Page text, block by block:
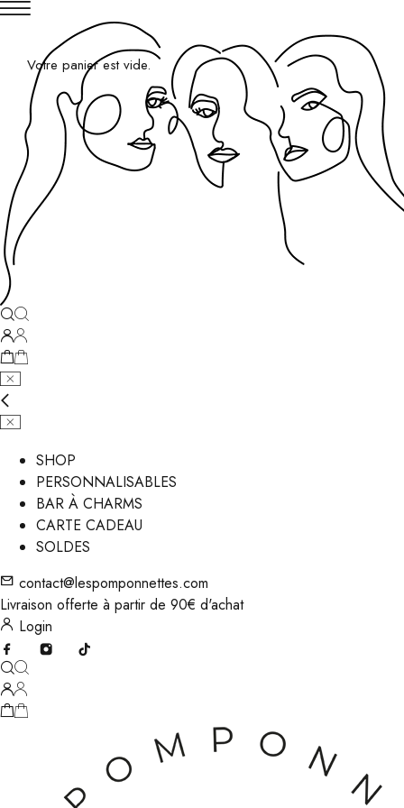
Votre panier est vide.
SHOP
PERSONNALISABLES
BAR À CHARMS
CARTE CADEAU
SOLDES
contact@lespomponnettes.com
Livraison offerte à partir de 90€ d'achat
Login